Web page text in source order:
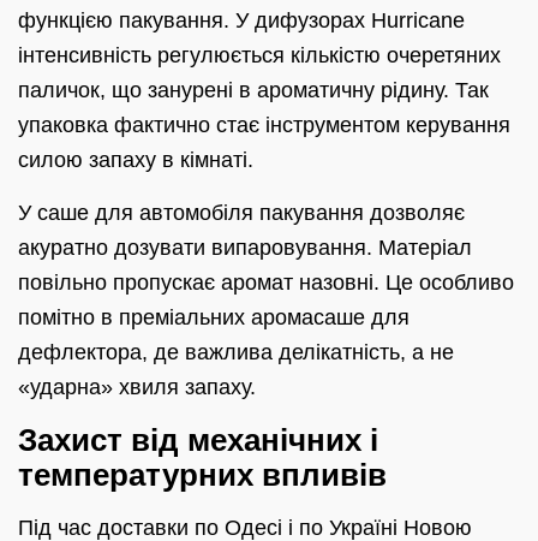
функцією пакування. У дифузорах Hurricane
інтенсивність регулюється кількістю очеретяних
паличок, що занурені в ароматичну рідину. Так
упаковка фактично стає інструментом керування
силою запаху в кімнаті.
У саше для автомобіля пакування дозволяє
акуратно дозувати випаровування. Матеріал
повільно пропускає аромат назовні. Це особливо
помітно в преміальних аромасаше для
дефлектора, де важлива делікатність, а не
«ударна» хвиля запаху.
Захист від механічних і
температурних впливів
Під час доставки по Одесі і по Україні Новою